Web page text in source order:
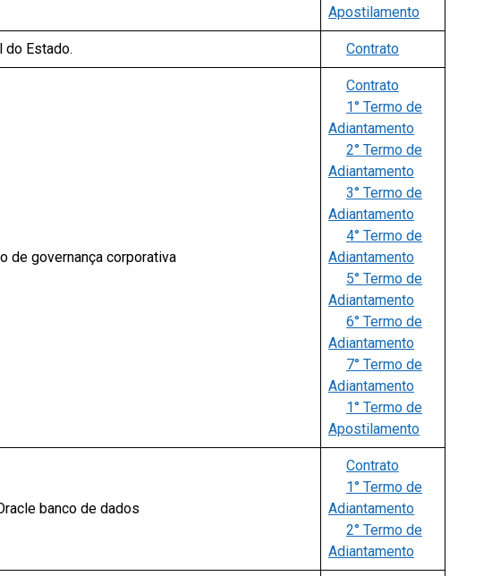
Apostilamento
Estado. Contrato
de governança corporativa
Contrato
1° Termo de
Adiantamento
2° Termo de
Adiantamento
3° Termo de
Adiantamento
4° Termo de
Adiantamento
5° Termo de
Adiantamento
6° Termo de
Adiantamento
7° Termo de
Adiantamento
1° Termo de
Apostilamento
banco de dados
Contrato
1° Termo de
Adiantamento
2° Termo de
Adiantamento